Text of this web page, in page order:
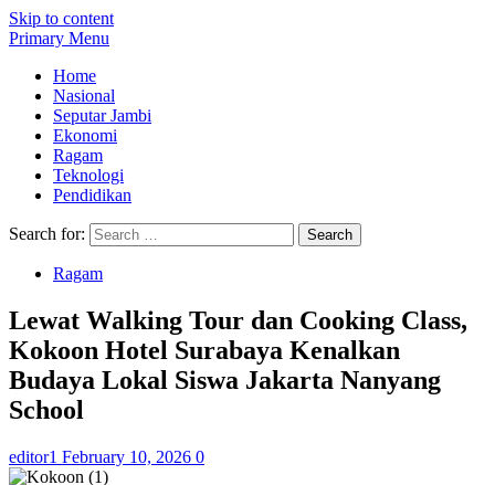
Skip to content
Primary Menu
Home
Nasional
Seputar Jambi
Ekonomi
Ragam
Teknologi
Pendidikan
Search for:
Ragam
Lewat Walking Tour dan Cooking Class,
Kokoon Hotel Surabaya Kenalkan
Budaya Lokal Siswa Jakarta Nanyang
School
editor1 February 10, 2026 0